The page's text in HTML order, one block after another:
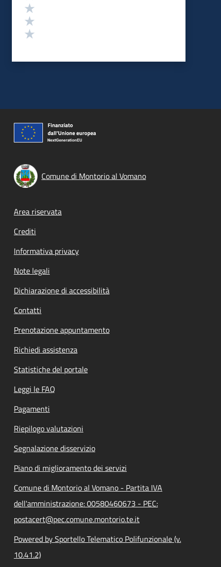
Comune di Montorio al Vomano
Footer menu
Area riservata
Crediti
Informativa privacy
Note legali
Dichiarazione di accessibilità
Contatti
Prenotazione appuntamento
Richiedi assistenza
Statistiche del portale
Leggi le FAQ
Pagamenti
Riepilogo valutazioni
Segnalazione disservizio
Piano di miglioramento dei servizi
Comune di Montorio al Vomano - Partita IVA
dell'amministrazione: 00580460673 - PEC:
postacert@pec.comune.montorio.te.it
Powered by Sportello Telematico Polifunzionale (v.
10.41.2)